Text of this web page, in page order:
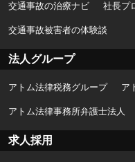
交通事故の治療ナビ 社長プ
交通事故被害者の体験談
法人グループ
アトム法律税務グループ ア
アトム法律事務所弁護士法人
求人採用